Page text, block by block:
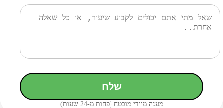
שלח
מענה מיידי מובטח (פחות מ-24 שעות)